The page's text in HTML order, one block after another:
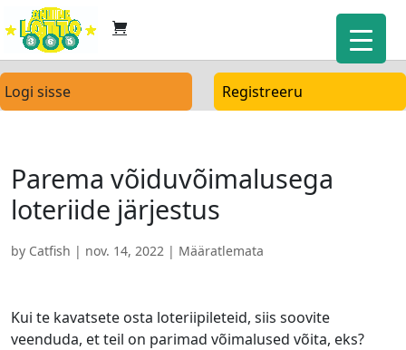
Logi sisse Registreeru
Parema võiduvõimalusega
loteriide järjestus
by Catfish | nov. 14, 2022 | Määratlemata
Kui te kavatsete osta loteriipileteid, siis soovite
veenduda, et teil on parimad võimalused võita, eks?